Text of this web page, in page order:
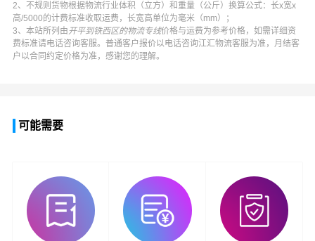
2、不规则货物根据物流行业体积（立方）和重量（公斤）换算公式：长x宽x
高/5000的计费标准收取运费，长宽高单位为毫米（mm）；
3、本站所列由开平到铁西区的物流专线价格与运费为参考价格，如需详细资
费标准请电话咨询客服。普通客户报价以电话咨询江汇物流客服为准，月结客
户以合同约定价格为准，感谢您的理解。
可能需要